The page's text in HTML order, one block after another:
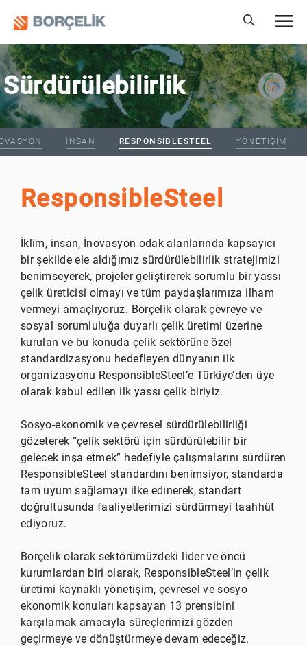
Sürdürülebilirlik
İNSAN RESPONSIBLESTEEL YÖNETIŞIM
ResponsibleSteel
İklim, insan, İnovasyon odak alanlarında kapsayıcı
bir şekilde ele aldığımız sürdürülebilirlik stratejimizi
benimseyerek, projeler geliştirerek sorumlu bir yassı
çelik üreticisi olmayı ve tüm paydaşlarımıza ilham
vermeyi amaçlıyoruz. Borçelik olarak çevreye ve
sosyal sorumluluğa duyarlı çelik üretimi üzerine
kurulan ve bu konuda çelik sektörüne özel
standardizasyonu hedefleyen dünyanın ilk
organizasyonu ResponsibleSteel’e Türkiye’den üye
olarak kabul edilen ilk yassı çelik biriyiz.
Sosyo-ekonomik ve çevresel sürdürülebilirliği
gözeterek “çelik sektörü için sürdürülebilir bir
gelecek inşa etmek” hedefiyle çalışmalarını sürdüren
ResponsibleSteel standardını benimsiyor, standarda
tam uyum sağlamayı ilke edinerek, standart
doğrultusunda faaliyetlerimizi sürdürmeyi taahhüt
ediyoruz.
Borçelik olarak sektörümüzdeki lider ve öncü
kurumlardan biri olarak, ResponsibleSteel’in çelik
üretimi kaynaklı yönetişim, çevresel ve sosyo
ekonomik konuları kapsayan 13 prensibini
karşılamak amacıyla süreçlerimizi gözden
geçirmeye ve dönüştürmeye devam edeceğiz.